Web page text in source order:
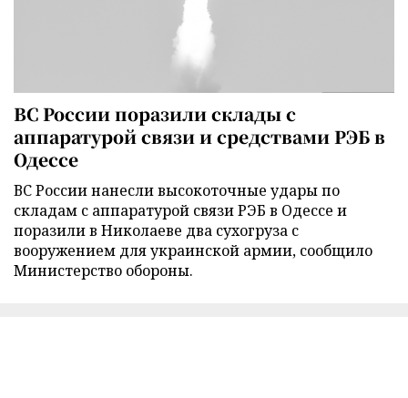
ВС России поразили склады с
аппаратурой связи и средствами РЭБ в
Одессе
ВС России нанесли высокоточные удары по
складам с аппаратурой связи РЭБ в Одессе и
поразили в Николаеве два сухогруза с
вооружением для украинской армии, сообщило
Министерство обороны.